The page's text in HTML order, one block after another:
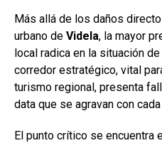
Más allá de los daños
urbano de Videla, la mayor
local radica en la situación de
corredor estratégico, vital
turismo regional, presenta
data que se agravan con
El punto crítico se encuentra